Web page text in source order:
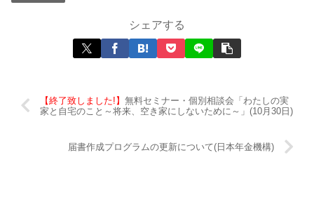
シェアする
【終了致しました!】無料セミナー・個別相談会「わたしの実
家と自宅のこと～将来、空き家にしないために～」(10月30日)
届書作成プログラムの更新について(日本年金機構)